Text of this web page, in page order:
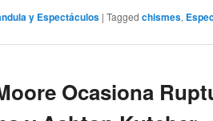
y Espectáculos |Tagged chismes,
Ocasiona